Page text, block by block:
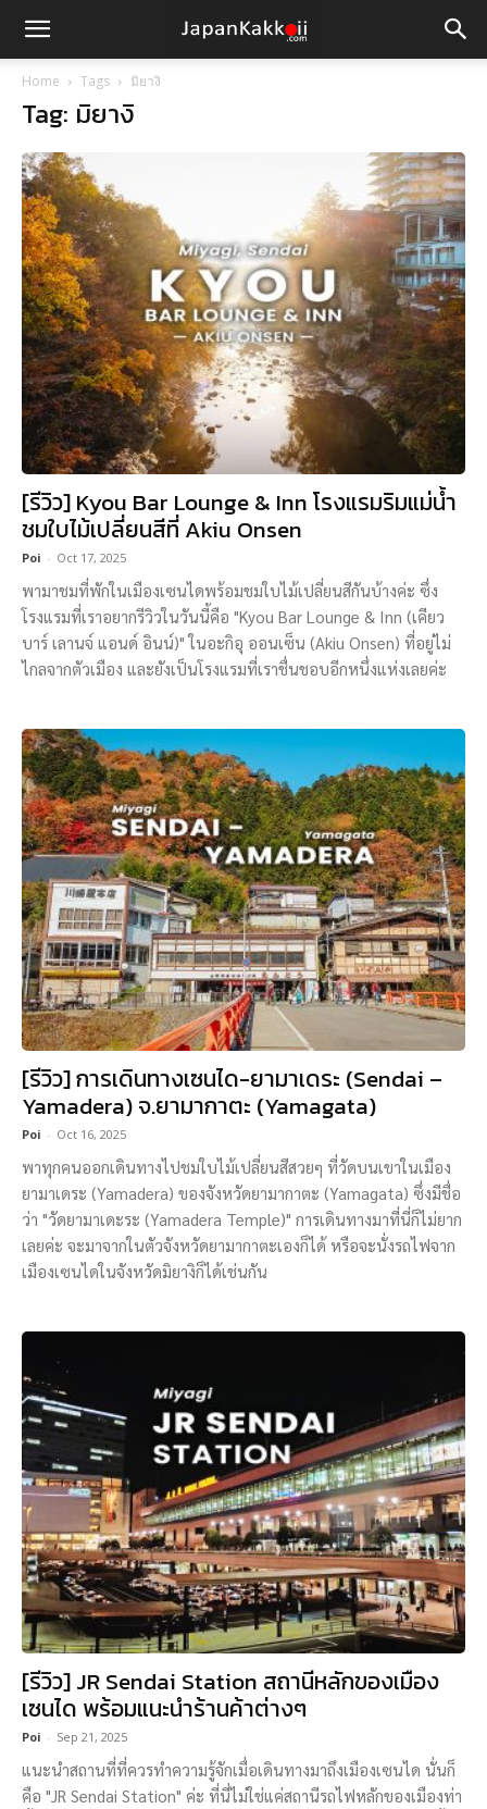
Home Tags มิยางิ
Tag: มิยางิ
[รีวิว] Kyou Bar Lounge & Inn โรงแรมริมแม่น้ำ
ชมใบไม้เปลี่ยนสีที่ Akiu Onsen
Poi - Oct 17, 2025
พามาชมที่พักในเมืองเซนไดพร้อมชมใบไม้เปลี่ยนสีกันบ้างค่ะ ซึ่ง
โรงแรมที่เราอยากรีวิวในวันนี้คือ "Kyou Bar Lounge & Inn (เคียว
บาร์ เลานจ์ แอนด์ อินน์)" ในอะกิอุ ออนเซ็น (Akiu Onsen) ที่อยู่ไม่
ไกลจากตัวเมือง และยังเป็นโรงแรมที่เราชื่นชอบอีกหนึ่งแห่งเลยค่ะ
[รีวิว] การเดินทางเซนได-ยามาเดระ (Sendai –
Yamadera) จ.ยามากาตะ (Yamagata)
Poi - Oct 16, 2025
พาทุกคนออกเดินทางไปชมใบไม้เปลี่ยนสีสวยๆ ที่วัดบนเขาในเมือง
ยามาเดระ (Yamadera) ของจังหวัดยามากาตะ (Yamagata) ซึ่งมีชื่อ
ว่า "วัดยามาเดะระ (Yamadera Temple)" การเดินทางมาที่นี่ก็ไม่ยาก
เลยค่ะ จะมาจากในตัวจังหวัดยามากาตะเองก็ได้ หรือจะนั่งรถไฟจาก
เมืองเซนไดในจังหวัดมิยางิก็ได้เช่นกัน
[รีวิว] JR Sendai Station สถานีหลักของเมือง
เซนได พร้อมแนะนำร้านค้าต่างๆ
Poi - Sep 21, 2025
แนะนำสถานที่ที่ควรทำความรู้จักเมื่อเดินทางมาถึงเมืองเซนได นั่นก็
คือ "JR Sendai Station" ค่ะ ที่นี่ไม่ใช่แค่สถานีรถไฟหลักของเมืองท่า